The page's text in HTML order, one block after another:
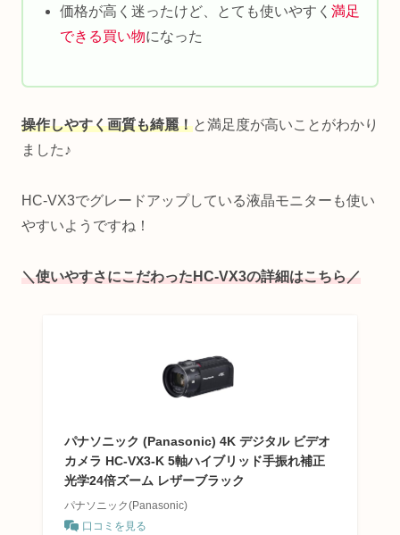
価格が高く迷ったけど、とても使いやすく満足
できる買い物になった
操作しやすく画質も綺麗！と満足度が高いことがわかり
ました♪
HC-VX3でグレードアップしている液晶モニターも使い
やすいようですね！
＼使いやすさにこだわったHC-VX3の詳細はこちら／
パナソニック (Panasonic) 4K デジタル ビデオ
カメラ HC-VX3-K 5軸ハイブリッド手振れ補正
光学24倍ズーム レザーブラック
パナソニック(Panasonic)
口コミを見る